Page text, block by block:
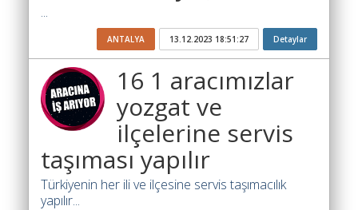
Programı
Sınır
Değer
Hesaplama
Akaryakıt
İhale
...
ANTALYA 13.12.2023 18:51:27 Detaylar
16 1 aracımızlar
yozgat ve
ilçelerine servis
taşıması yapılır
Türkiyenin her ili ve ilçesine servis taşımacılık
yapılır...